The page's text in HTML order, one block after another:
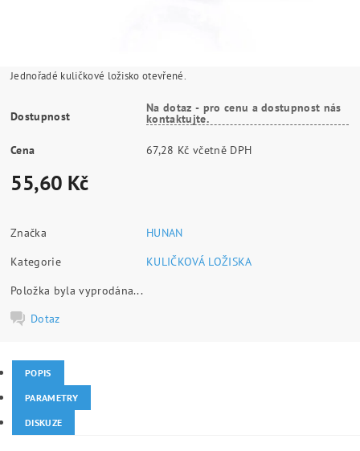
Jednořadé kuličkové ložisko otevřené.
Dostupnost
Na dotaz - pro cenu a dostupnost nás
kontaktujte.
Cena 67,28 Kč včetně DPH
55,60 Kč
Značka
HUNAN
Kategorie
KULIČKOVÁ LOŽISKA
Položka byla vyprodána...
Dotaz
POPIS
PARAMETRY
DISKUZE